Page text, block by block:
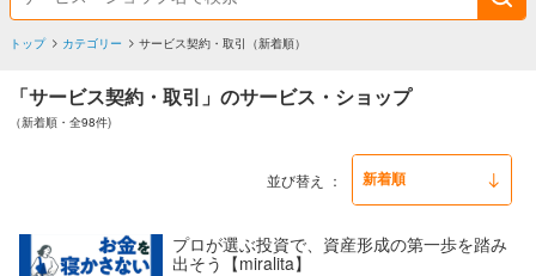
トップ カテゴリー サービス契約・取引（新着順）
「サービス契約・取引」のサービス・ショップ
（新着順・全98件)
並び替え
プロが選ぶ投資で、資産形成の第一歩を踏み
出そう【miralita】